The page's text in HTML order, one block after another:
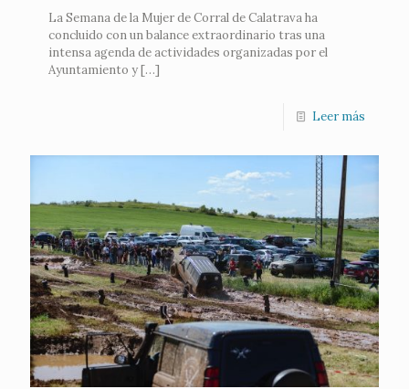
La Semana de la Mujer de Corral de Calatrava ha
concluido con un balance extraordinario tras una
intensa agenda de actividades organizadas por el
Ayuntamiento y[…]
Leer más